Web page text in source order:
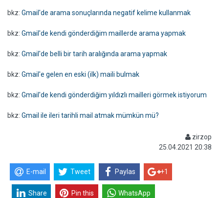
bkz: Gmail'de arama sonuçlarında negatif kelime kullanmak
bkz: Gmail'de kendi gönderdiğim maillerde arama yapmak
bkz: Gmail'de belli bir tarih aralığında arama yapmak
bkz: Gmail'e gelen en eski (ilk) maili bulmak
bkz: Gmail'de kendi gönderdiğim yıldızlı mailleri görmek istiyorum
bkz: Gmail ile ileri tarihli mail atmak mümkün mü?
zirzop
25.04.2021 20:38
E-mail Tweet Paylas +1
Share Pin this WhatsApp